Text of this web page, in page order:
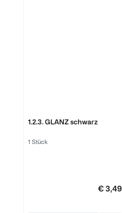
1.2.3. GLANZ schwarz
1 Stück
€ 3,49